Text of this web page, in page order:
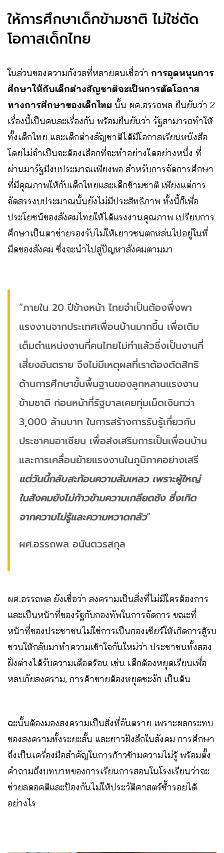
ให้การศึกษาเด็กข้ามชาติ ไม่ใช่ตัด
โอกาสเด็กไทย
ในส่วนของความกังวลที่หลายคนเชื่อว่า การอุดหนุนการ
ศึกษาให้กับเด็กต่างสัญชาติจะเป็นการตัดโอกาส
ทางการศึกษาของเด็กไทย นั้น ผศ.อรรถพล ยืนยันว่า 2
เรื่องนี้เป็นคนละเรื่องกัน พร้อมยืนยันว่า รัฐสามารถทำให้
ทั้งเด็กไทย และเด็กต่างสัญชาติได้มีโอกาสเรียนหนังสือ
โดยไม่จำเป็นจะต้องเลือกที่จะทำอย่างใดอย่างหนึ่ง ที่
ผ่านมารัฐมีงบประมาณเพียงพอ สำหรับการจัดการศึกษา
ที่มีคุณภาพให้กับเด็กไทยและเด็กข้ามชาติ เพียงแต่การ
จัดสรรงบประมาณนั้นยังไม่มีประสิทธิภาพ ทั้งนี้ก็เพื่อ
ประโยชน์ของสังคมไทยให้ได้แรงงานคุณภาพ เปรียบการ
ศึกษาเป็นตาข่ายรองรับไม่ให้เยาวชนตกหล่นไปอยู่ในที่
มืดของสังคม ซึ่งจะนำไปสู่ปัญหาสังคมตามมา
“ภายใน 20 ปีข้างหน้า ไทยจำเป็นต้องพึ่งพา
แรงงานจากประเทศเพื่อนบ้านมากขึ้น เพื่อเติม
เต็มตำแหน่งงานที่คนไทยไม่ทำแล้วซึ่งเป็นงานที่
เสี่ยงอันตราย จึงไม่มีเหตุผลที่เราต้องตัดสิทธิ
ด้านการศึกษาขั้นพื้นฐานของลูกหลานแรงงาน
ข้ามชาติ ก่อนหน้าที่รัฐบาลเคยทุ่มเม็ดเงินกว่า
3,000 ล้านบาท ในการสร้างการรับรู้เกี่ยวกับ
ประชาคมอาเซียน เพื่อส่งเสริมการเป็นเพื่อนบ้าน
และการเคลื่อนย้ายแรงงานในภูมิภาคอย่างเสรี
แต่วันนี้กลับสะท้อนความล้มเหลว เพราะผู้ใหญ่
ในสังคมยังไม่ก้าวข้ามความเกลียดชัง ซึ่งเกิด
จากความไม่รู้และความหวาดกลัว“
ผศ.อรรถพล อนันตวรสกุล
ผศ.อรรถพล ยังเชื่อว่า สงครามเป็นสิ่งที่ไม่มีใครต้องการ
และเป็นหน้าที่ของรัฐกับกองทัพในการจัดการ ขณะที่
หน้าที่ของประชาชนไม่ใช่การเป็นกองเชียร์ให้เกิดการสู้รบ
ชวนให้กลับมาทำความเข้าใจกันใหม่ว่า ประชาชนทั้งสอง
ฝั่งต่างได้รับความเดือดร้อน เช่น เด็กต้องหยุดเรียนเพื่อ
หลบภัยสงคราม, การค้าขายต้องหยุดชะงัก เป็นต้น
ฉะนั้นต้องมองสงครามเป็นสิ่งที่อันตราย เพราะผลกระทบ
ของสงครามทั้งระยะสั้น และยาวฝังลึกในสังคม การศึกษา
จึงเป็นเครื่องมือสำคัญในการก้าวข้ามความไม่รู้ พร้อมตั้ง
คำถามถึงบทบาทของการเรียนการสอนในโรงเรียนว่าจะ
ช่วยลดอคติและป้องกันไม่ให้ประวัติศาสตร์ซ้ำรอยได้
อย่างไร